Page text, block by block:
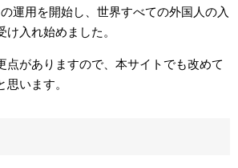
運用を開始し、世界すべての外国人の入
入れ始めました。
点がありますので、本サイトでも改めて
います。